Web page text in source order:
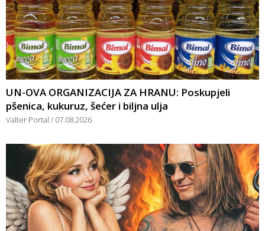
UN-OVA ORGANIZACIJA ZA HRANU: Poskupjeli
pšenica, kukuruz, šećer i biljna ulja
Valter Portal 07.08.2026